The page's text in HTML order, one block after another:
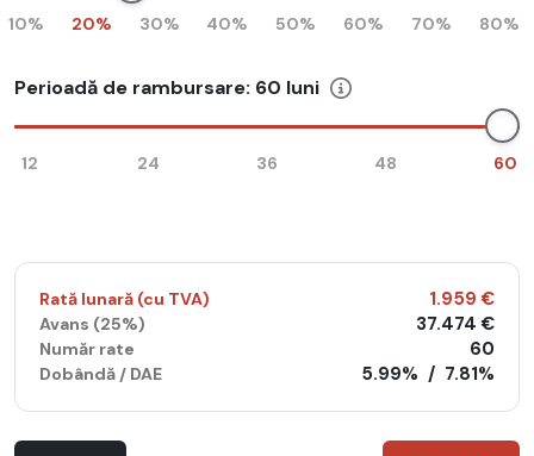
10% 20% 30% 40% 50% 60% 70% 80%
Perioadă de rambursare: 60 luni
12 24 36 48 60
Rată lunară (cu TVA) 1.959 €
Avans (25%) 37.474 €
Număr rate 60
Dobândă / DAE 5.99% / 7.81%